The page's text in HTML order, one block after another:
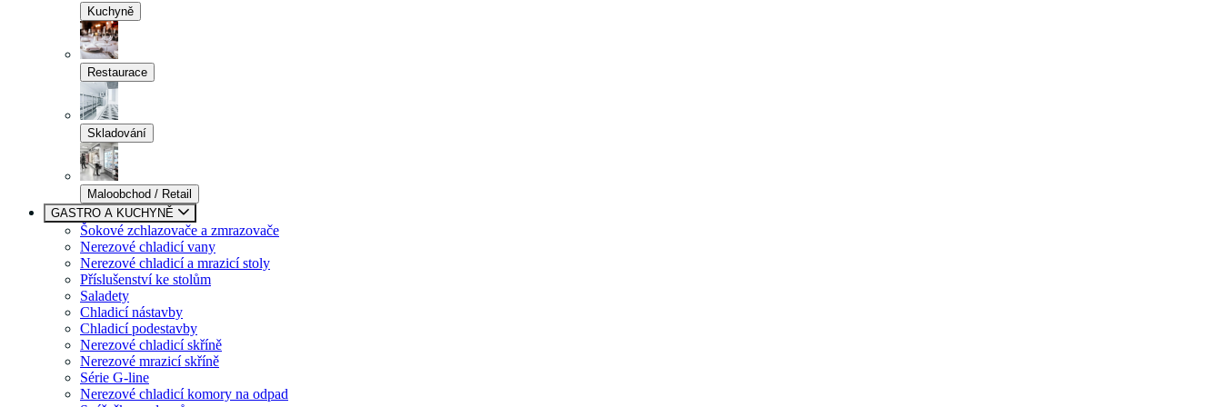
Kuchyně
Restaurace
Skladování
Maloobchod / Retail
GASTRO A KUCHYNĚ
Šokové zchlazovače a zmrazovače
Nerezové chladicí vany
Nerezové chladicí a mrazicí stoly
Příslušenství ke stolům
Saladety
Chladicí nástavby
Chladicí podestavby
Nerezové chladicí skříně
Nerezové mrazicí skříně
Série G-line
Nerezové chladicí komory na odpad